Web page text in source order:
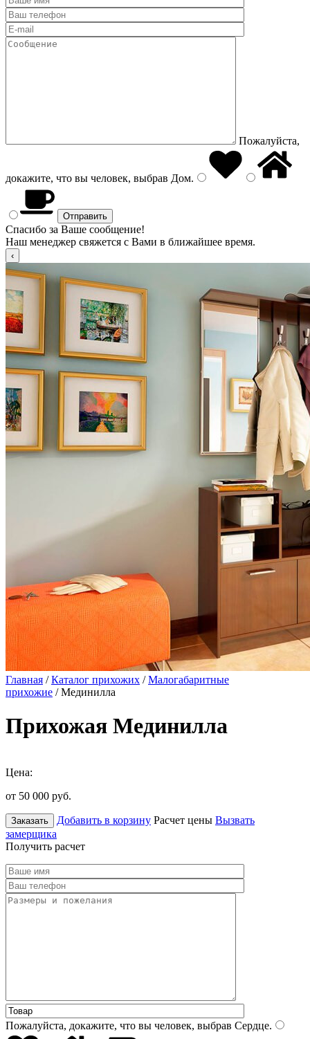
Пожалуйста,
докажите, что вы человек, выбрав Дом.
Спасибо за Ваше сообщение!
Наш менеджер свяжется с Вами в ближайшее время.
Главная /Каталог прихожих /Малогабаритные
прихожие / Мединилла
Прихожая Мединилла
Цена:
от 50 000 руб.
Заказать Добавить в корзину Расчет цены Вызвать
замерщика
Получить расчет
Пожалуйста, докажите, что вы человек, выбрав Сердце.